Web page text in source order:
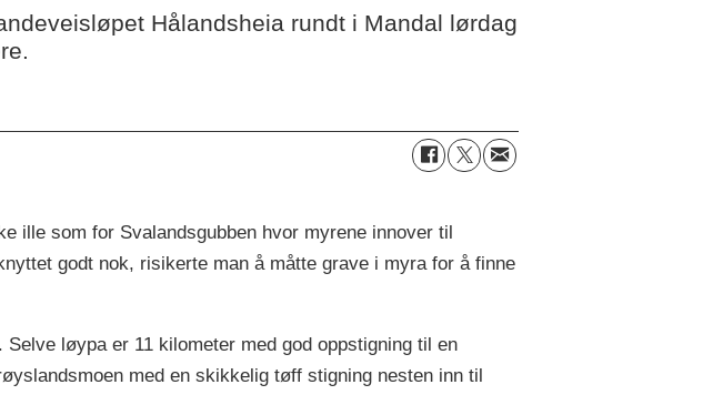
Hålandsheia rundt i Mandal lørdag
ille som for Svalandsgubben hvor myrene innover til
godt nok, risikerte man å måtte grave i myra for å finne
løypa er 11 kilometer med god oppstigning til en
med en skikkelig tøff stigning nesten inn til